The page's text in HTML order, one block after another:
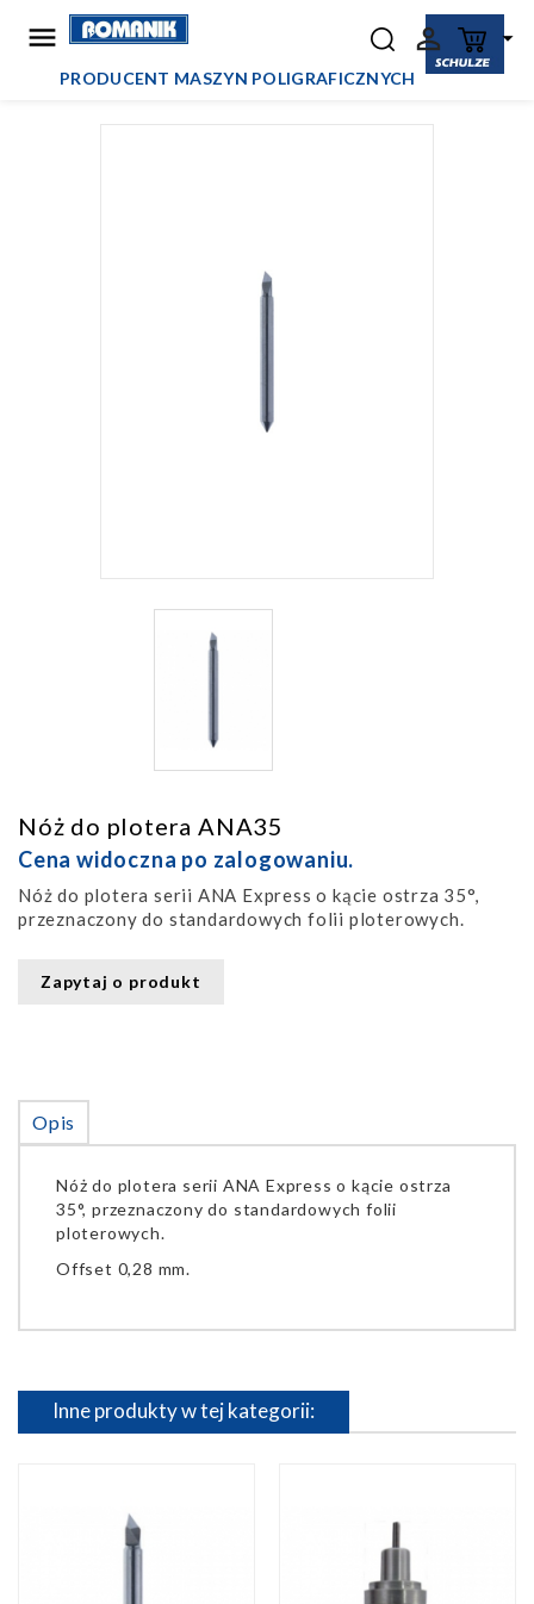

PRODUCENT MASZYN POLIGRAFICZNYCH


Nóż do plotera ANA35
Cena widoczna po zalogowaniu.
Nóż do plotera serii ANA Express o kącie ostrza 35°,
przeznaczony do standardowych folii ploterowych.
Zapytaj o produkt
Opis
Nóż do plotera serii ANA Express o kącie ostrza
35°, przeznaczony do standardowych folii
ploterowych.
Offset 0,28 mm.
Inne produkty w tej kategorii: